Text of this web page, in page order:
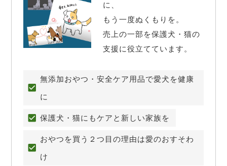
に、
もう一度ぬくもりを。
売上の一部を保護犬・猫の
支援に役立てています。
無添加おやつ・安全ケア用品で愛犬を健康
に
保護犬・猫にもケアと新しい家族を
おやつを買う２つ目の理由は愛のおすそわ
け